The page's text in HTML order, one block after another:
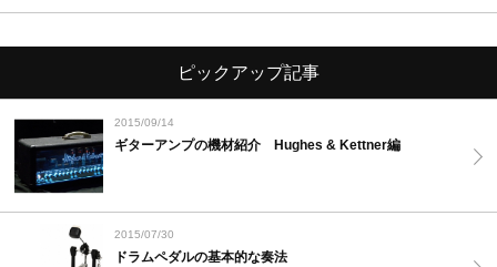
ピックアップ記事
2015/09/14
ギターアンプの機材紹介 Hughes & Kettner編
2015/07/30
ドラムペダルの基本的な奏法